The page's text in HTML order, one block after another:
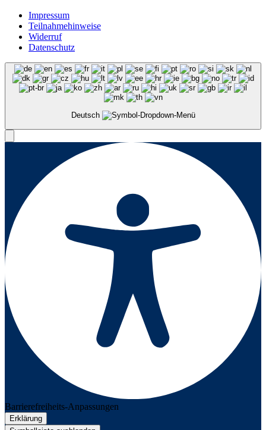
Impressum
Teilnahmehinweise
Widerruf
Datenschutz
Deutsch
Barrierefreiheits-Anpassungen
Erklärung